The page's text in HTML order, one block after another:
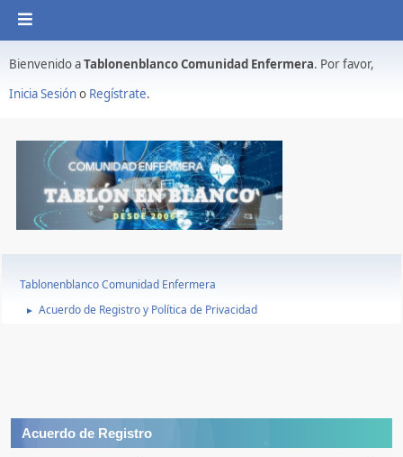
Bienvenido aTablonenblanco Comunidad Enfermera. Por favor,
Inicia Sesióno Regístrate.
Tablonenblanco Comunidad Enfermera
► Acuerdo de Registro y Política de Privacidad
Acuerdo de Registro